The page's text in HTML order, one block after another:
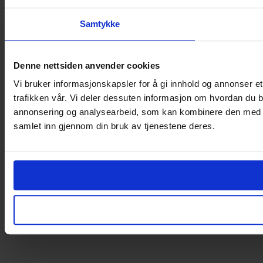
Samtykke
Denne nettsiden anvender cookies
Vi bruker informasjonskapsler for å gi innhold og annonser
trafikken vår. Vi deler dessuten informasjon om hvordan du
annonsering og analysearbeid, som kan kombinere den
samlet inn gjennom din bruk av tjenestene deres.